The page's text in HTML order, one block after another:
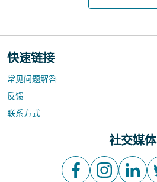
快速链接
常见问题解答
反馈
联系方式
社交媒体